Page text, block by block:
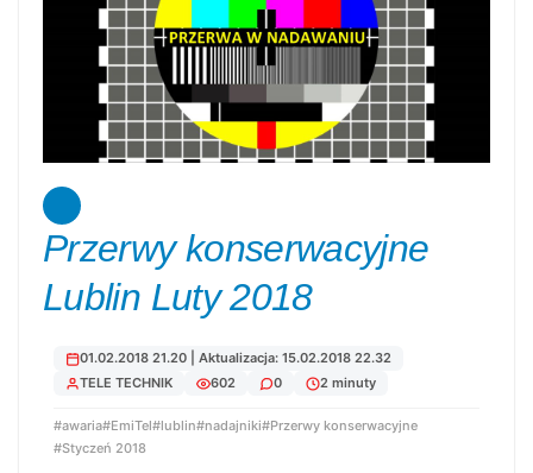
Przerwy konserwacyjne
Lublin Luty 2018
01.02.2018 21.20 | Aktualizacja: 15.02.2018 22.32
TELE TECHNIK
602 0 2 minuty
#awaria#EmiTel#lublin#nadajniki#Przerwy konserwacyjne
#Styczeń 2018